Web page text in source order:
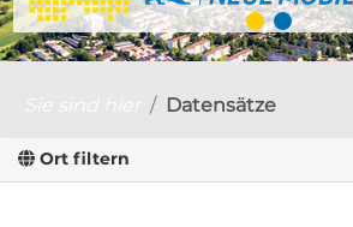
Datensätze
Ort filtern